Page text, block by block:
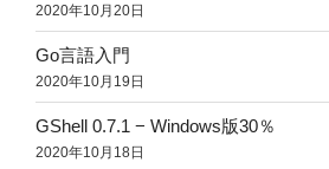
2020年10月20日
Go言語入門
2020年10月19日
GShell 0.7.1 − Windows版30％
2020年10月18日